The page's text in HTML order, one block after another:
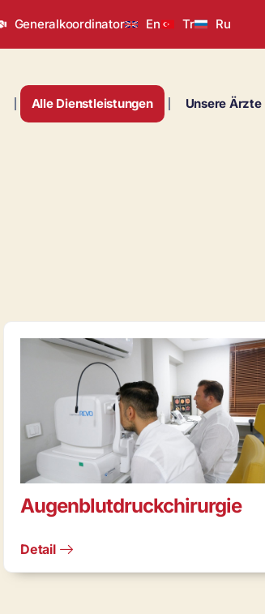
Generalkoordinator En Tr Ru
Alle Dienstleistungen Unsere Ärzte
Augenblutdruckchirurgie
Detail